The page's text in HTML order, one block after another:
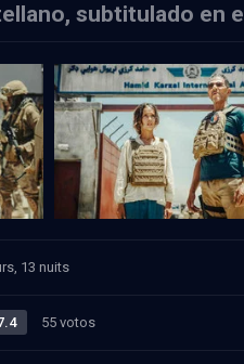
subtitulado en
13 nuits
55 votos